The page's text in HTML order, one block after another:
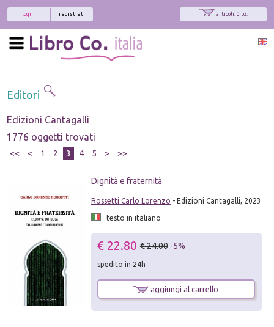
articoli: 0 pz.
registrati
login
Editori
Edizioni Cantagalli
1776 oggetti trovati
<< < 1 2 3 4 5 > >>
Dignità e fraternità
Rossetti Carlo Lorenzo - Edizioni Cantagalli, 2023
testo in italiano
€ 22.80 € 24.00 -5%
spedito in 24h
aggiungi al carrello